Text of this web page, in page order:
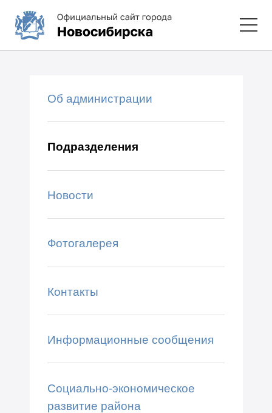
Об администрации
Подразделения
Новости
Фотогалерея
Контакты
Информационные сообщения
Социально-экономическое
развитие района